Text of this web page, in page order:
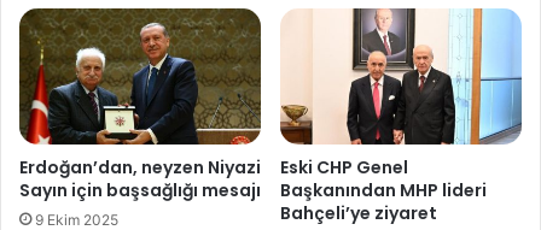
ye
a
j
y
a
n
ı
t
Erdoğan’dan, neyzen Niyazi
Sayın için başsağlığı mesajı
9 Ekim 2025
Eski CHP Genel
Başkanından MHP lideri
Bahçeli’ye ziyaret